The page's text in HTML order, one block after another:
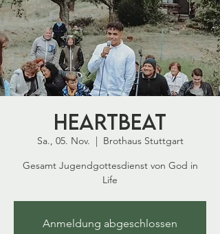
Heartbeat
Sa., 05. Nov.
  |
Brothaus Stuttgart
Gesamt Jugendgottesdienst von God in
Life
Anmeldung abgeschlossen